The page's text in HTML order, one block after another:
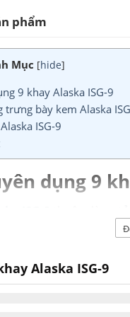
phẩm
Mục [hide]
9 khay Alaska ISG-9
trưng bày kem Alaska
ISG-9
dụng 9
tiết nổi bật, gồm 2
nhu cầu trữ đông và
kem,…thích hợp dùng
Alaska ISG-9